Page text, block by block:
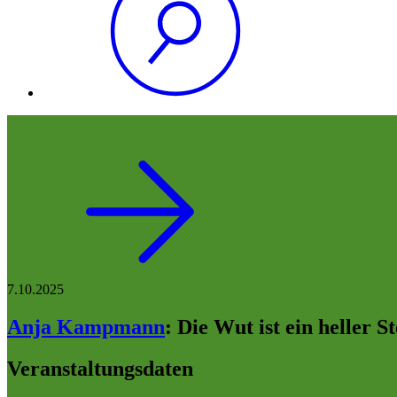
7.10.2025
Anja Kampmann: Die Wut ist ein heller
Veranstaltungsdaten